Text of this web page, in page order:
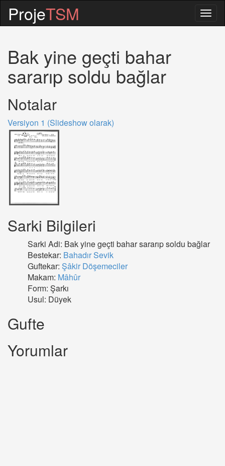
ProjeTSM
Bak yine geçti bahar
sararıp soldu bağlar
Notalar
Versiyon 1 (Slideshow olarak)
Sarki Bilgileri
Sarki Adi: Bak yine geçti bahar sararıp soldu bağlar
Bestekar: Bahadır Sevik
Guftekar: Şâkir Döşemeciler
Makam: Mâhûr
Form: Şarkı
Usul: Düyek
Gufte
Yorumlar